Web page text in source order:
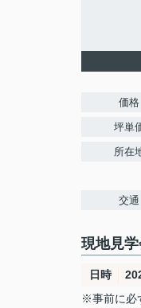
価格
坪単
所在
交通
現地見
日時
※事前に必